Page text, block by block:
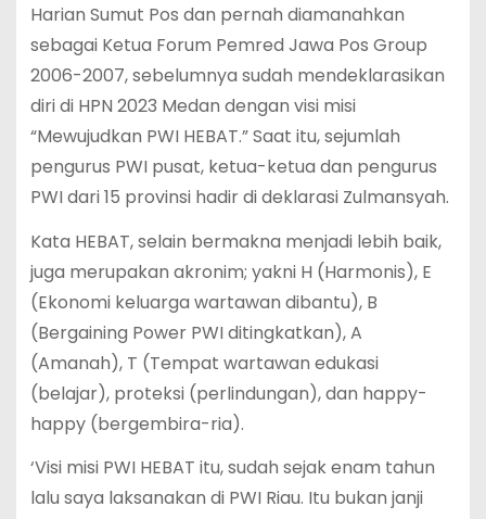
Harian Sumut Pos dan pernah diamanahkan
sebagai Ketua Forum Pemred Jawa Pos Group
2006-2007, sebelumnya sudah mendeklarasikan
diri di HPN 2023 Medan dengan visi misi
“Mewujudkan PWI HEBAT.” Saat itu, sejumlah
pengurus PWI pusat, ketua-ketua dan pengurus
PWI dari 15 provinsi hadir di deklarasi Zulmansyah.
Kata HEBAT, selain bermakna menjadi lebih baik,
juga merupakan akronim; yakni H (Harmonis), E
(Ekonomi keluarga wartawan dibantu), B
(Bergaining Power PWI ditingkatkan), A
(Amanah), T (Tempat wartawan edukasi
(belajar), proteksi (perlindungan), dan happy-
happy (bergembira-ria).
‘Visi misi PWI HEBAT itu, sudah sejak enam tahun
lalu saya laksanakan di PWI Riau. Itu bukan janji